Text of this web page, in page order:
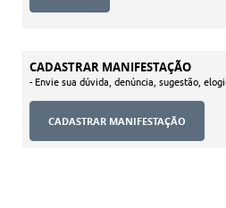
CADASTRAR MANIFESTAÇÃO
- Envie sua dúvida, denúncia, sugestão,